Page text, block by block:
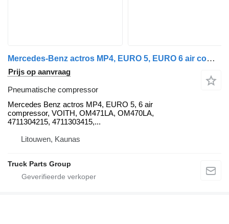
Mercedes-Benz actros MP4, EURO 5, EURO 6 air compressor, VOITH, OM471LA, OM470 Mercedes pneumatische compressor voor Mercedes-Benz Mercedes Benz actros MP4, EURO 5, EURO 6 air compressor, VOITH, OM471LA, OM470LA, 4711304215, 4711303415, 4711304015, 4711303215, 0011309315, 0009763548, 4711304215, 4711304015, 4711303215, 0011309315, 0009763548, 4701300415, 4701301115, 4701301415, 4701302015, 0011308915, 4711304215, 0011306415, 4711303215, 4711304015, 4711303415, 4711303415, 4711304015, 4711303215, 4711304215, 4711304215, 9122100000, 0011306015, 0011306215, 0011306415, 0011308915, 0011309315, 4701301415, 4701302015, 4711300015, 4711303215, 4711303415, 4711304015, 4711304215, 4711304315, 4711306615, 0011306015, 0011306215, 0011306415, 0011308915, 0011309315, 4701301415, 4701302015, 4711300015, 4711303215, 4711303415, 4711304215, 4711304315, 4711306615, 14900050711, 14900050713, 14900105110, 14900119210, 14900127710, 14900127711, 14900145710, 14900145711, 14900145712, 14900145712T, A4711304015, LP490 OM47x/OM936, 4711306015, 4711304315, 4711303615, 4711303715, 4711304215, 0009807253, 0011308915 trekker
Prijs op aanvraag
Pneumatische compressor
Mercedes Benz actros MP4, EURO 5, 6 air
compressor, VOITH, OM471LA, OM470LA,
4711304215, 4711303415,...
Litouwen, Kaunas
Truck Parts Group